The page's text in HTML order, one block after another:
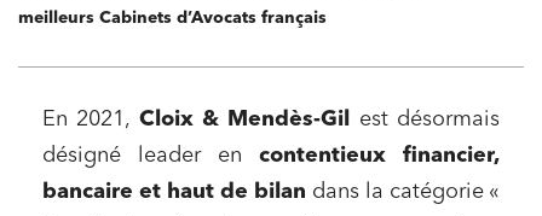
meilleurs Cabinets d’Avocats français
En 2021, Cloix & Mendès-Gil
est désormais
désigné leader en contentieux financier,
bancaire et haut de bilan dans la catégorie «